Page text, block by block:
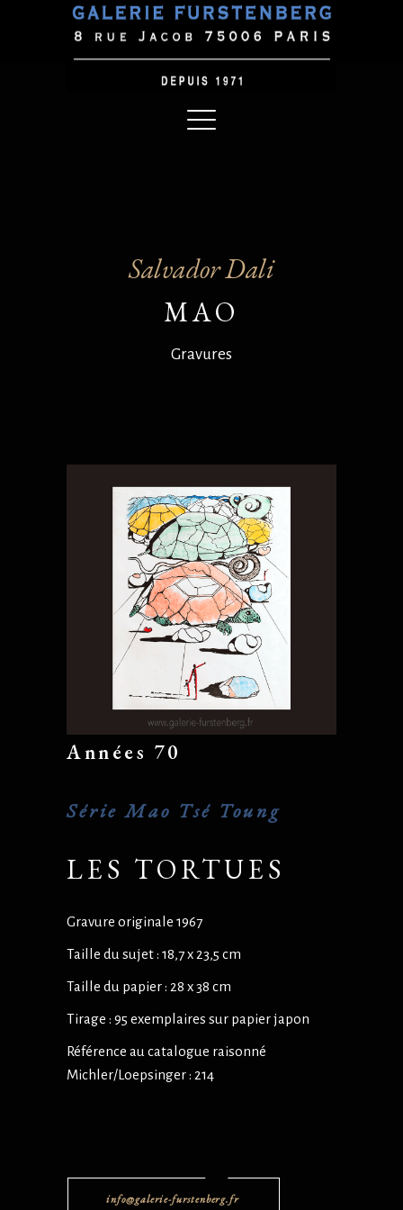
Salvador Dali
MAO
Gravures
Années 70
Série Mao Tsé Toung
LES TORTUES
Gravure originale 1967
Taille du sujet : 18,7 x 23,5 cm
Taille du papier : 28 x 38 cm
Tirage : 95 exemplaires sur papier japon
Référence au catalogue raisonné
Michler/Loepsinger : 214
info@galerie-furstenberg.fr